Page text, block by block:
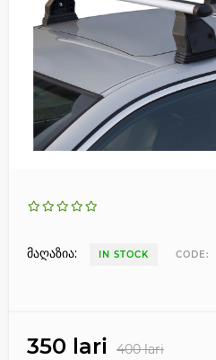
მაღაზია: IN STOCK CODE:
350 lari 400 lari